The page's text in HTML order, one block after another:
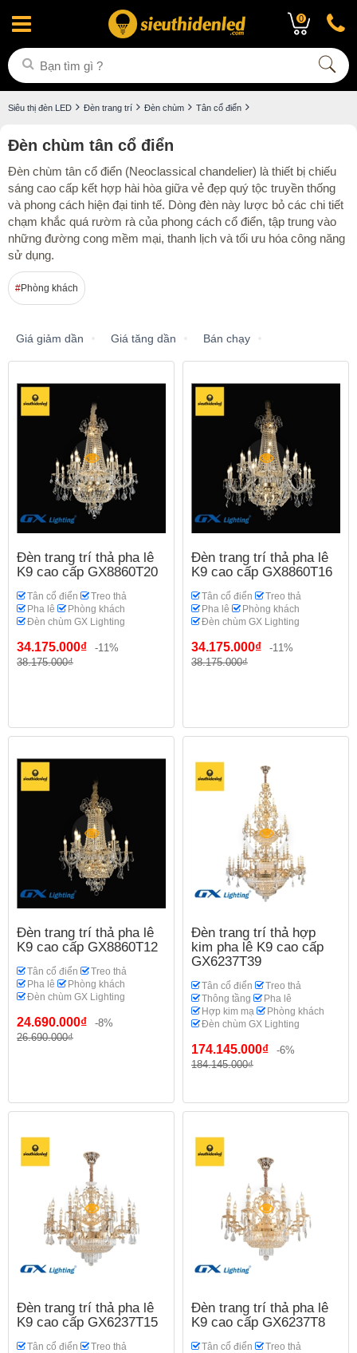
0
Siêu thị đèn LED Đèn trang trí Đèn chùm Tân cổ điển
Đèn chùm tân cổ điển
Đèn chùm tân cổ điển (Neoclassical chandelier) là thiết bị chiếu
sáng cao cấp kết hợp hài hòa giữa vẻ đẹp quý tộc truyền thống
và phong cách hiện đại tinh tế. Dòng đèn này lược bỏ các chi tiết
chạm khắc quá rườm rà của phong cách cổ điển, tập trung vào
những đường cong mềm mại, thanh lịch và tối ưu hóa công năng
sử dụng.
Phòng khách
Giá giảm dần Giá tăng dần Bán chạy
Đèn trang trí thả pha lê
K9 cao cấp GX8860T20
Tân cổ điển
Treo thả
Pha lê
Phòng khách
Đèn chùm GX Lighting
34.175.000₫
-11%
38.175.000₫
Đèn trang trí thả pha lê
K9 cao cấp GX8860T16
Tân cổ điển
Treo thả
Pha lê
Phòng khách
Đèn chùm GX Lighting
34.175.000₫
-11%
38.175.000₫
Đèn trang trí thả pha lê
K9 cao cấp GX8860T12
Tân cổ điển
Treo thả
Pha lê
Phòng khách
Đèn chùm GX Lighting
24.690.000₫
-8%
26.690.000₫
Đèn trang trí thả hợp
kim pha lê K9 cao cấp
GX6237T39
Tân cổ điển
Treo thả
Thông tầng
Pha lê
Hợp kim mạ
Phòng khách
Đèn chùm GX Lighting
174.145.000₫
-6%
184.145.000₫
Đèn trang trí thả pha lê
K9 cao cấp GX6237T15
Tân cổ điển
Treo thả
Đèn trang trí thả pha lê
K9 cao cấp GX6237T8
Tân cổ điển
Treo thả